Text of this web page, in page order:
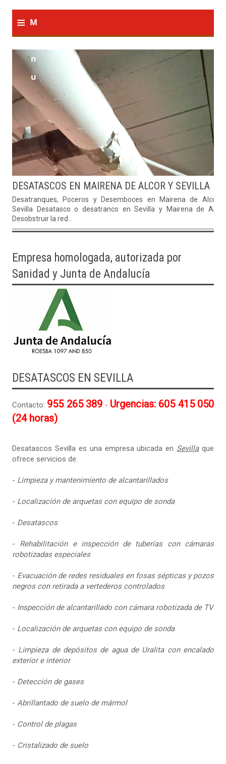
≡ M
e
n
u
DESATASCOS EN MAIRENA DE ALCOR Y SEVILLA
Desatranques, Poceros y Desemboces en Mairena de Alcor y
Sevilla Desatasco o desatranco en Sevilla y Mairena de Alcor:
Desobstruir la red...
Empresa homologada, autorizada por
Sanidad y Junta de Andalucía
DESATASCOS EN SEVILLA
Contacto: 955 265 389 - Urgencias: 605 415 050
(24 horas)
Desatascos Sevilla es una empresa ubicada en Sevillaque
ofrece servicios de:
- Limpieza y mantenimiento de alcantarillados
- Localización de arquetas con equipo de sonda
- Desatascos
- Rehabilitación e inspección de tuberías con cámaras
robotizadas especiales
- Evacuación de redes residuales en fosas sépticas y pozos
negros con retirada a vertederos controlados
- Inspección de alcantarillado con cámara robotizada de TV
- Localización de arquetas con equipo de sonda
- Limpieza de depósitos de agua de Uralita con encalado
exterior e interior
- Detección de gases
- Abrillantado de suelo de mármol
- Control de plagas
- Cristalizado de suelo